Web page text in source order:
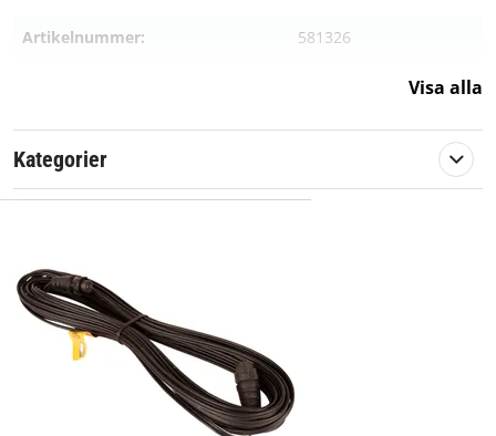
Artikelnummer:
581326
Visa alla
Kategorier